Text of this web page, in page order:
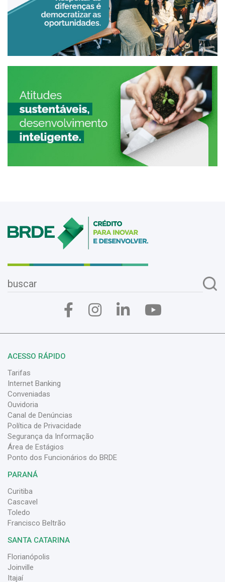
ACESSO RÁPIDO
Tarifas
Internet Banking
Conveniadas
Ouvidoria
Canal de Denúncias
Política de Privacidade
Segurança da Informação
Área de Estágios
Ponto dos Funcionários do BRDE
PARANÁ
Curitiba
Cascavel
Toledo
Francisco Beltrão
SANTA CATARINA
Florianópolis
Joinville
Itajaí